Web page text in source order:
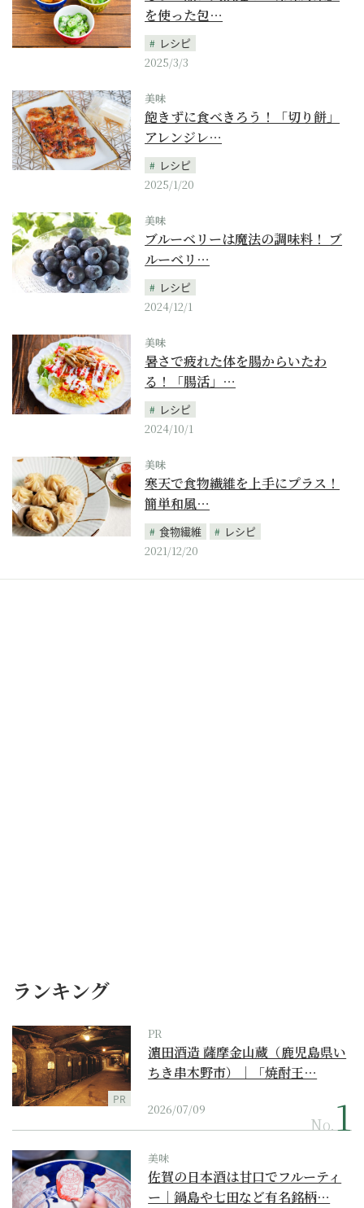
を使った包…
レシピ
2025/3/3
美味
飽きずに食べきろう！「切り餅」
アレンジレ…
レシピ
2025/1/20
美味
ブルーベリーは魔法の調味料！ ブ
ルーベリ…
レシピ
2024/12/1
美味
暑さで疲れた体を腸からいたわ
る！「腸活」…
レシピ
2024/10/1
美味
寒天で食物繊維を上手にプラス！
簡単和風…
食物繊維
レシピ
2021/12/20
ランキング
PR
PR
濵田酒造 薩摩金山蔵（鹿児島県い
ちき串木野市）｜「焼酎王…
2026/07/09
No.
美味
佐賀の日本酒は甘口でフルーティ
ー｜鍋島や七田など有名銘柄…